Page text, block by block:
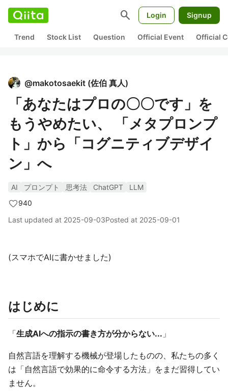
search Login Signup
Trend Stock List Question Official Event Official
@makotosaekit (佐伯 真人)
「あなたはプロの〇〇です」を
もうやめたい、 「メタプロンプ
ト」から「コグニティブデザイ
ン」へ
AI プロンプト 思考法 ChatGPT
LLM
940
Last updated at 2025-09-03Posted at 2025-09-01
(スマホでAIに書かせました)
はじめに
「生成AIへの指示の書き方が分からない... 」
自然言語を理解する機械が登場したものの、私たちの多く
は「自然言語で効果的に命令する方法」をまだ習得してい
ません。